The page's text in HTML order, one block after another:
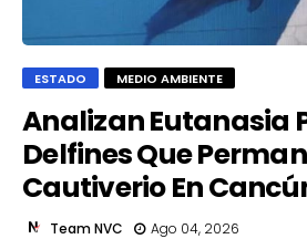
ESTADO MEDIO AMBIENTE
Analizan Eutanasia
Delfines Que
Cautiverio En
Team NVC Ago 04, 2026